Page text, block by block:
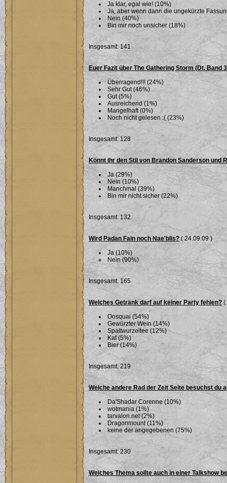
Ja klar, egal wie! (10%)
Ja, aber wenn dann die ungekürzte
Nein (40%)
Bin mir noch unsicher (18%)
Insgesamt: 141
Euer Fazit über The Gathering Storm (Dt. Band
Überragend!!! (24%)
Sehr Gut (46%)
Gut (5%)
Ausreichend (1%)
Mangelhaft (0%)
Noch nicht gelesen :( (23%)
Insgesamt: 128
Könnt ihr den Stil von Brandon Sanderson und
Ja (29%)
Nein (10%)
Manchmal (39%)
Bin mir nicht sicher (22%)
Insgesamt: 132
Wird Padan Fain noch Nae'blis? ( 24.09.09 )
Ja (10%)
Nein (90%)
Insgesamt: 165
Welches Getränk darf auf keiner Party fehlen? (
Oosquai (54%)
Gewürzter Wein (14%)
Spaltwurzeltee (12%)
Kaf (5%)
Bier (14%)
Insgesamt: 219
Welche andere Rad der Zeit Seite besuchst du
Da'Shadar Corenne (10%)
wotmania (1%)
tarvalon.net (2%)
Dragonmount (11%)
keine der angegebenen (75%)
Insgesamt: 230
Welches Thema sollte auch in einer Talkshow